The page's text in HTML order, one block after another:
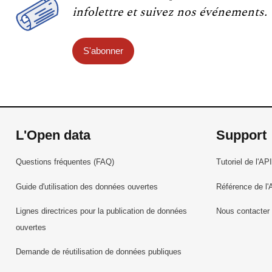
infolettre et suivez nos événements.
S'abonner
L'Open data
Questions fréquentes (FAQ)
Guide d'utilisation des données ouvertes
Lignes directrices pour la publication de données
ouvertes
Demande de réutilisation de données publiques
Support
Tutoriel de l'API
Référence de
Nous contacter